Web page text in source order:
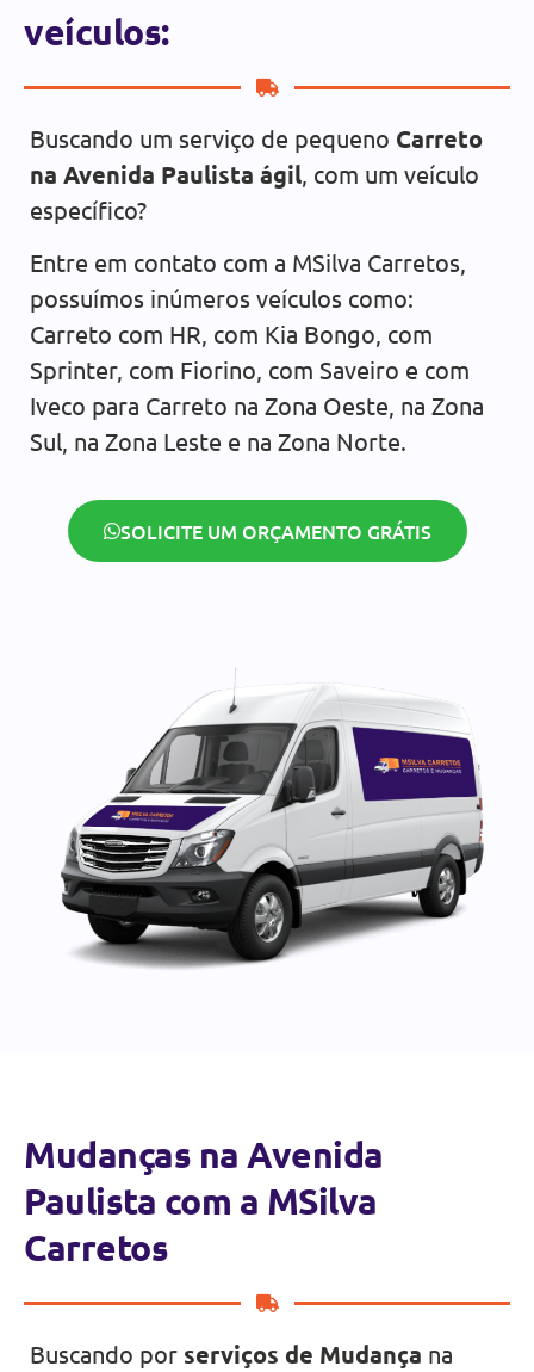
veículos:
Buscando um serviço de pequeno Carreto
na Avenida Paulista ágil , com um veículo
específico?
Entre em contato com a MSilva Carretos,
possuímos inúmeros veículos como:
Carreto com HR, com Kia Bongo, com
Sprinter, com Fiorino, com Saveiro e com
Iveco para Carreto na Zona Oeste, na Zona
Sul, na Zona Leste e na Zona Norte.
SOLICITE UM ORÇAMENTO GRÁTIS
Mudanças na Avenida
Paulista com a MSilva
Carretos
Buscando por serviços de Mudança na